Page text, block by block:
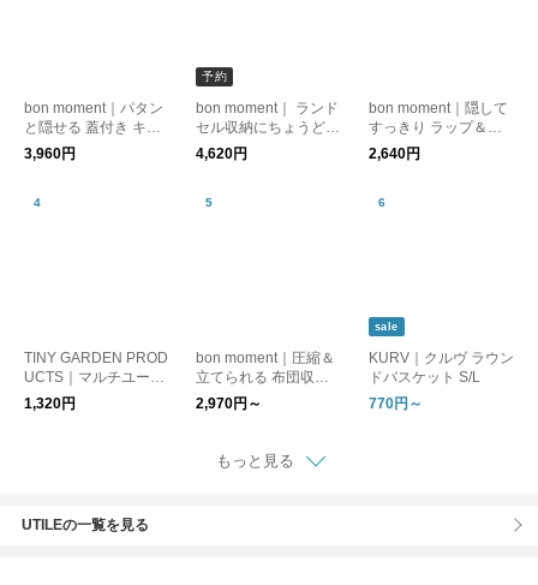
bon moment｜パタン
と隠せる 蓋付き キャ
スター付き収納
3,960円
予約
bon moment｜ ランド
セル収納にちょうどい
い キャスター付き収
納
4,620円
bon moment｜隠して
すっきり ラップ＆ポ
リ袋収納ホルダー 4本
収納 マグネット付き
2,640円
TINY GARDEN PROD
UCTS｜マルチユース
コンテナ M
1,320円
bon moment｜圧縮＆
立てられる 布団収納
袋／敷き布団収納袋
布団収納ケース 圧縮
ト入り】
2,970円～
sale
KURV｜クルヴ ラウン
ドバスケット S/L
770円～
もっと見る
UTILEの一覧を見る